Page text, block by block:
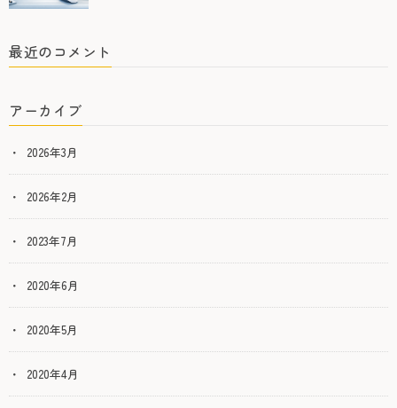
最近のコメント
アーカイブ
2026年3月
2026年2月
2023年7月
2020年6月
2020年5月
2020年4月